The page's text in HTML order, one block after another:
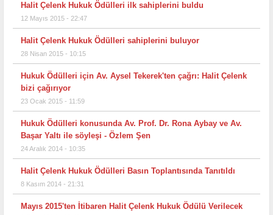
Halit Çelenk Hukuk Ödülleri ilk sahiplerini buldu
12 Mayıs 2015 - 22:47
Halit Çelenk Hukuk Ödülleri sahiplerini buluyor
28 Nisan 2015 - 10:15
Hukuk Ödülleri için Av. Aysel Tekerek'ten çağrı: Halit Çelenk
bizi çağırıyor
23 Ocak 2015 - 11:59
Hukuk Ödülleri konusunda Av. Prof. Dr. Rona Aybay ve Av.
Başar Yaltı ile söyleşi - Özlem Şen
24 Aralık 2014 - 10:35
Halit Çelenk Hukuk Ödülleri Basın Toplantısında Tanıtıldı
8 Kasım 2014 - 21:31
Mayıs 2015'ten İtibaren Halit Çelenk Hukuk Ödülü Verilecek